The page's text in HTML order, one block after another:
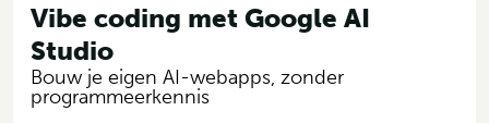
Vibe coding met Google AI
Studio
Bouw je eigen AI-webapps, zonder
programmeerkennis